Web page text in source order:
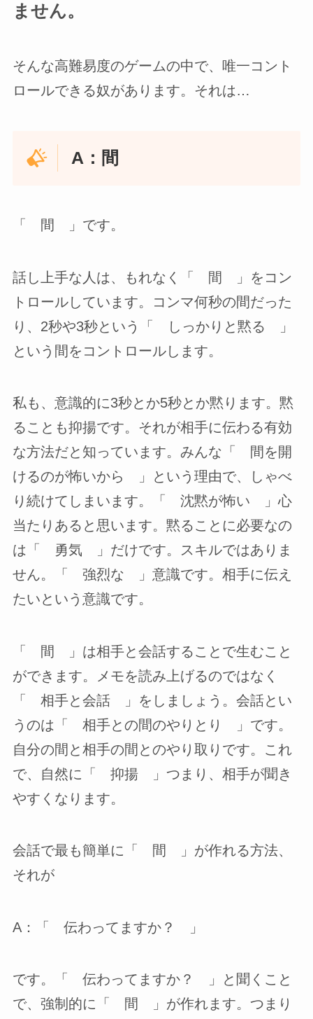
ません。
そんな高難易度のゲームの中で、唯一コント
ロールできる奴があります。それは…
A：間
「 間 」です。
話し上手な人は、もれなく「 間 」をコン
トロールしています。コンマ何秒の間だった
り、2秒や3秒という「 しっかりと黙る 」
という間をコントロールします。
私も、意識的に3秒とか5秒とか黙ります。黙
ることも抑揚です。それが相手に伝わる有効
な方法だと知っています。みんな「 間を開
けるのが怖いから 」という理由で、しゃべ
り続けてしまいます。「 沈黙が怖い 」心
当たりあると思います。黙ることに必要なの
は「 勇気 」だけです。スキルではありま
せん。「 強烈な 」意識です。相手に伝え
たいという意識です。
「 間 」は相手と会話することで生むこと
ができます。メモを読み上げるのではなく
「 相手と会話 」をしましょう。会話とい
うのは「 相手との間のやりとり 」です。
自分の間と相手の間とのやり取りです。これ
で、自然に「 抑揚 」つまり、相手が聞き
やすくなります。
会話で最も簡単に「 間 」が作れる方法、
それが
A：「 伝わってますか？ 」
です。「 伝わってますか？ 」と聞くこと
で、強制的に「 間 」が作れます。つまり